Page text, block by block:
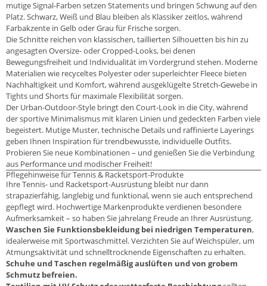
mutige Signal-Farben setzen Statements und bringen Schwung auf den
Platz. Schwarz, Weiß und Blau bleiben als Klassiker zeitlos, während
Farbakzente in Gelb oder Grau für Frische sorgen.
Die Schnitte reichen von klassischen, taillierten Silhouetten bis hin zu
angesagten Oversize- oder Cropped-Looks, bei denen
Bewegungsfreiheit und Individualität im Vordergrund stehen. Moderne
Materialien wie recyceltes Polyester oder superleichter Fleece bieten
Nachhaltigkeit und Komfort, während ausgeklügelte Stretch-Gewebe in
Tights und Shorts für maximale Flexibilität sorgen.
Der Urban-Outdoor-Style bringt den Court-Look in die City, während
der sportive Minimalismus mit klaren Linien und gedeckten Farben viele
begeistert. Mutige Muster, technische Details und raffinierte Layerings
geben Ihnen Inspiration für trendbewusste, individuelle Outfits.
Probieren Sie neue Kombinationen – und genießen Sie die Verbindung
aus Performance und modischer Freiheit!
Pflegehinweise für Tennis & Racketsport-Produkte
Ihre Tennis- und Racketsport-Ausrüstung bleibt nur dann
strapazierfähig, langlebig und funktional, wenn sie auch entsprechend
gepflegt wird. Hochwertige Markenprodukte verdienen besondere
Aufmerksamkeit – so haben Sie jahrelang Freude an Ihrer Ausrüstung.
Waschen Sie Funktionsbekleidung bei niedrigen Temperaturen,
idealerweise mit Sportwaschmittel. Verzichten Sie auf Weichspüler, um
Atmungsaktivität und schnelltrocknende Eigenschaften zu erhalten.
Schuhe und Taschen regelmäßig auslüften und von grobem
Schmutz befreien.